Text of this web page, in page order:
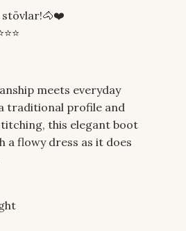
stövlar!🐴❤️
meets everyday
traditional profile and
this elegant boot
a flowy dress as it does